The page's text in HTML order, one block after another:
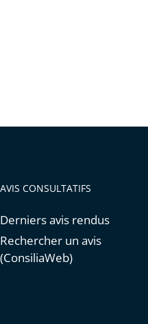
AVIS CONSULTATIFS
Derniers avis rendus
Rechercher un avis
(ConsiliaWeb)